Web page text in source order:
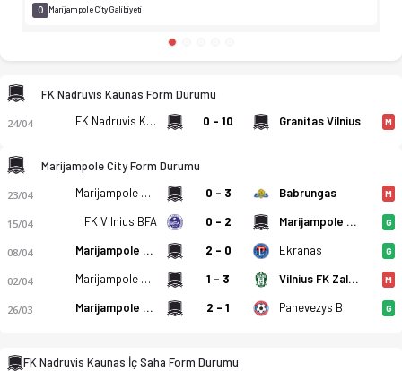
FK Nadruvis Kaunas - Marijampole City FA 1-9 bitti. Gol
0 Marijampole City Galibiyeti
FK Nadruvis Kaunas Form Durumu
24/04 FK Nadruvis Kaunas 0 - 10 Granitas Vilnius M
Marijampole City Form Durumu
23/04 Marijampole City 0 - 3 Babrungas M
15/04 FK Vilnius BFA 0 - 2 Marijampole City G
08/04 Marijampole City 2 - 0 Ekranas G
02/04 Marijampole City 1 - 3 Vilnius FK Zalgiris B M
26/03 Marijampole City 2 - 1 Panevezys B G
FK Nadruvis Kaunas İç Saha Form Durumu